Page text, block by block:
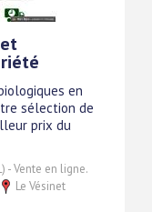
en
sélection de
prix du
- Vente en ligne.
Le Vésinet